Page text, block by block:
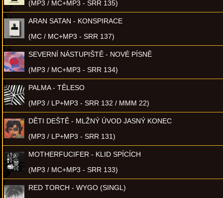
(MP3 / MC+MP3 - SRR 135)
ARAN SATAN - KONSPIRACE
(MC / MC+MP3 - SRR 137)
SEVERNÍ NÁSTUPIŠTĚ - NOVÉ PÍSNĚ
(MP3 / MC+MP3 - SRR 134)
PALMA - TĚLESO
(MP3 / LP+MP3 - SRR 132 / MMM 22)
DĚTI DEŠTĚ - MLŽNÝ ÚVOD JASNÝ KONEC
(MP3 / LP+MP3 - SRR 131)
MOTHERFUCIFER - KLID SPÍCÍCH
(MP3 / MC+MP3 - SRR 133)
RED TORCH - WYGO (SINGL)